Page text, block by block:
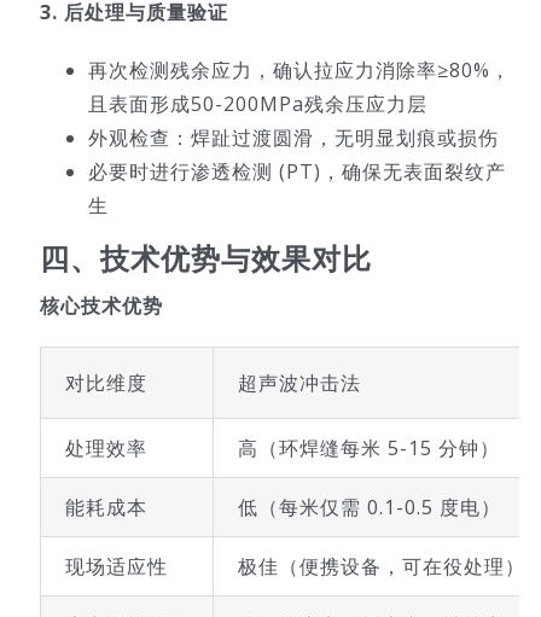
3. 后处理与质量验证
再次检测残余应力，确认拉应力消除率≥80%，
且表面形成50-200MPa残余压应力层
外观检查：焊趾过渡圆滑，无明显划痕或损伤
必要时进行渗透检测 (PT)，确保无表面裂纹产
生
四、技术优势与效果对比
核心技术优势
对比维度 超声波冲击法
处理效率 高（环焊缝每米 5-15 分钟）
能耗成本 低（每米仅需 0.1-0.5 度电）
现场适应性 极佳（便携设备，可在役处理）